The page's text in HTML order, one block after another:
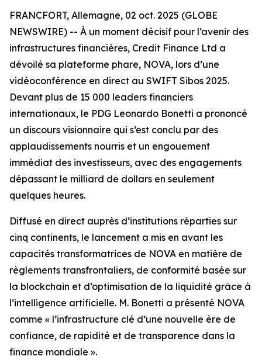
FRANCFORT, Allemagne, 02 oct. 2025 (GLOBE
NEWSWIRE) -- À un moment décisif pour l’avenir des
infrastructures financières, Credit Finance Ltd a
dévoilé sa plateforme phare, NOVA, lors d’une
vidéoconférence en direct au SWIFT Sibos 2025.
Devant plus de 15 000 leaders financiers
internationaux, le PDG Leonardo Bonetti a prononcé
un discours visionnaire qui s’est conclu par des
applaudissements nourris et un engouement
immédiat des investisseurs, avec des engagements
dépassant le milliard de dollars en seulement
quelques heures.
Diffusé en direct auprès d’institutions réparties sur
cinq continents, le lancement a mis en avant les
capacités transformatrices de NOVA en matière de
règlements transfrontaliers, de conformité basée sur
la blockchain et d’optimisation de la liquidité grâce à
l’intelligence artificielle. M. Bonetti a présenté NOVA
comme « l’infrastructure clé d’une nouvelle ère de
confiance, de rapidité et de transparence dans la
finance mondiale ».